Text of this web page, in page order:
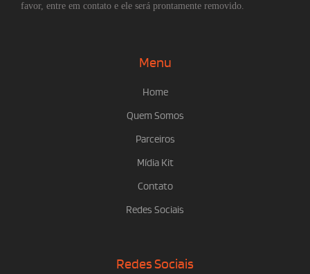
favor, entre em contato e ele será prontamente removido.
Menu
Home
Quem Somos
Parceiros
Mídia Kit
Contato
Redes Sociais
Redes Sociais